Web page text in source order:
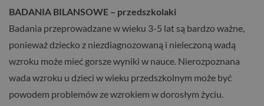
BADANIA BILANSOWE – przedszkolaki
Badania przeprowadzane w wieku 3-5 lat są bardzo ważne,
ponieważ dziecko z niezdiagnozowaną i nieleczoną wadą
wzroku może mieć gorsze wyniki w nauce. Nierozpoznana
wada wzroku u dzieci w wieku przedszkolnym może być
powodem problemów ze wzrokiem w dorosłym życiu.